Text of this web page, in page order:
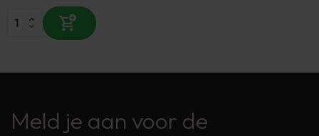
Meld je aan voor de